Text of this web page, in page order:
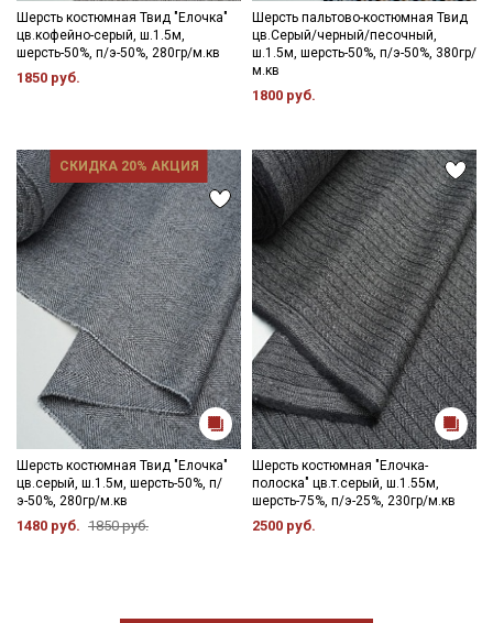
Шерсть костюмная Твид "Елочка"
цв.кофейно-серый, ш.1.5м,
шерсть-50%, п/э-50%, 280гр/м.кв
1850 руб.
Шерсть пальтово-костюмная Твид
цв.Серый/черный/песочный,
ш.1.5м, шерсть-50%, п/э-50%, 380гр/
м.кв
1800 руб.
СКИДКА 20% АКЦИЯ
Шерсть костюмная Твид "Елочка"
цв.серый, ш.1.5м, шерсть-50%, п/
э-50%, 280гр/м.кв
1480 руб. 1850 руб.
Шерсть костюмная "Елочка-
полоска" цв.т.серый, ш.1.55м,
шерсть-75%, п/э-25%, 230гр/м.кв
2500 руб.